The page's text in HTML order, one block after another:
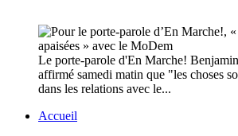
Le porte-parole d'En Marche!
affirmé samedi matin que "les choses
dans les relations avec le...
Accueil